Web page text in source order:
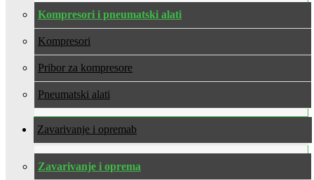
Kompresori i pneumatski alati
Kompresori
Pribor za kompresore
Pneumatski alati
Zavarivanje i oprema
Zavarivanje i oprema